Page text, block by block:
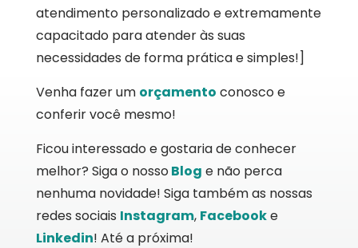
atendimento personalizado e extremamente
capacitado para atender às suas
necessidades de forma prática e simples!]
Venha fazer um orçamento conosco e
conferir você mesmo!
Ficou interessado e gostaria de conhecer
melhor? Siga o nossoBlog e não perca
nenhuma novidade! Siga também as nossas
redes sociais Instagram, Facebooke
Linkedin! Até a próxima!